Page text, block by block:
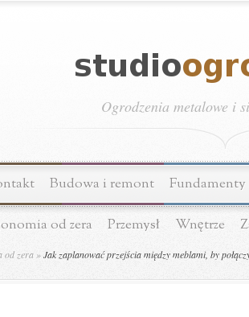
Ogrodzenia metalowe i
Budowa i remont
od zera Przemysł Wnętrze
od zera »Jak zaplanować przejścia między meblami, by